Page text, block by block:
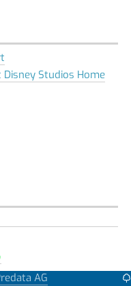
Disney Studios Home
AG